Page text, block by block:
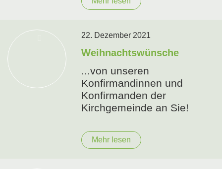
22. Dezember 2021
Weihnachtswünsche
...von unseren
Konfirmandinnen und
Konfirmanden der
Kirchgemeinde an Sie!
Mehr lesen